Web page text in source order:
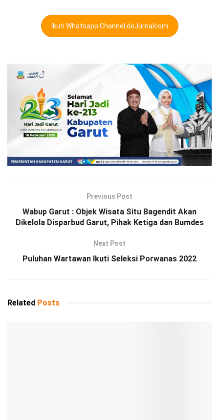
Ikuti Whatsapp Channel deJurnalcom
Previous Post
Wabup Garut : Objek Wisata Situ Bagendit Akan
Dikelola Disparbud Garut, Pihak Ketiga dan Bumdes
Next Post
Puluhan Wartawan Ikuti Seleksi Porwanas 2022
Related Posts